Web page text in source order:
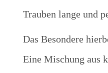
Trauben lange und
Das Besondere
Eine Mischung aus